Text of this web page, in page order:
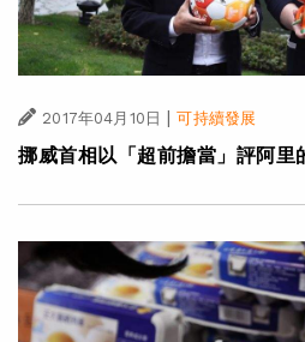
2017年04月10日 | 可持續發展
挪威首相以「超前擔當」評阿里